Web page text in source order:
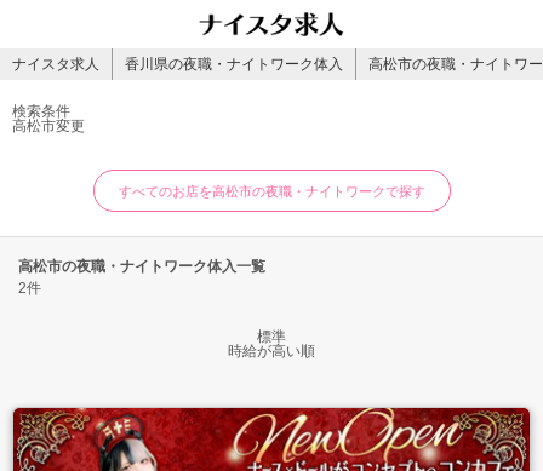
ナイスタ求人 香川県の夜職・ナイトワーク体入 高松市の夜職・ナイトワ
検索条件
高松市変更
すべてのお店を高松市の夜職・ナイトワークで探す
高松市の夜職・ナイトワーク体入一覧
2件
標準
時給が高い順